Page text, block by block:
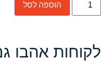
הוספה לסל
לקוחות אהבו